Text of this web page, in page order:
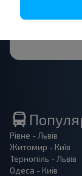
Рівне - Львів
Житомир - Київ
Тернопіль - Львів
Одеса - Київ